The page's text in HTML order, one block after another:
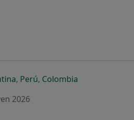
záložce
v nové záložce
se otevře v nové záložce
, Perúse otevře v nové záložce
, Colombiase otevře v
2026